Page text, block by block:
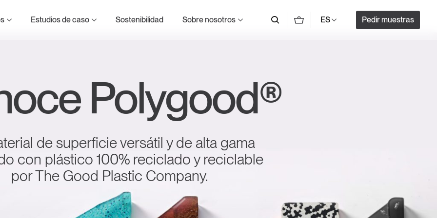
Plastic Company
de materiales
Estudios de caso Sostenibilidad Sobre nosotros ES Pedir muestras
Polygood®
de superficie versátil y de alta gama
con plástico 100% reciclado y reciclable
por The Good Plastic Company.